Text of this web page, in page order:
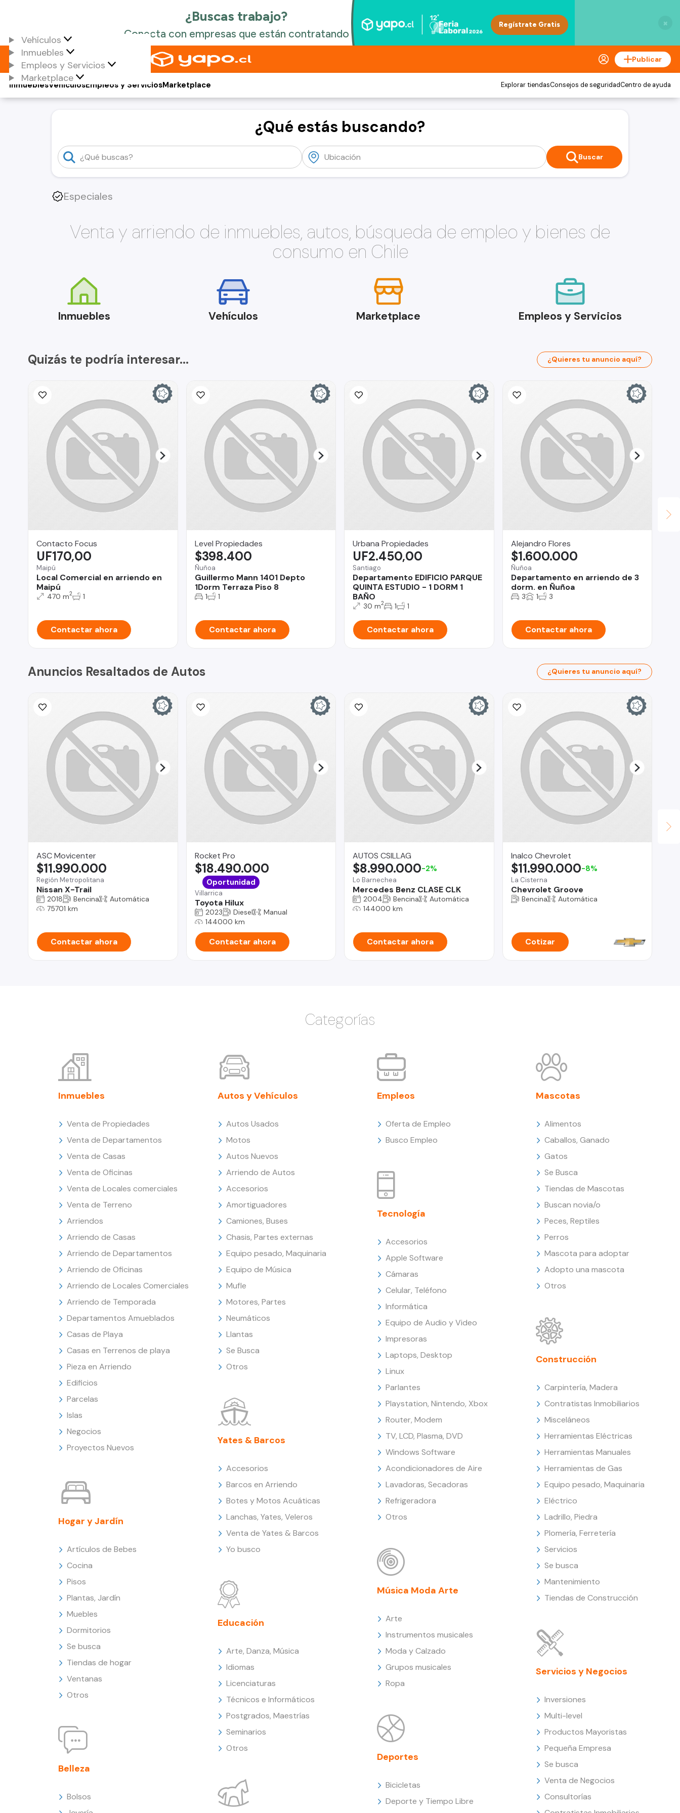
×
Vehículos
Inmuebles
Empleos y Servicios
Marketplace
Publicar
Vehículos
Inmuebles Empleos y ServiciosMarketplace Explorar tiendasConsejos de seguridadCentro de ayuda
¿Qué estás buscando?
Buscar
Especiales
Venta y arriendo de inmuebles, autos, búsqueda de empleo y bienes de
consumo en Chile
Inmuebles Vehículos Marketplace Empleos y Servicios
Quizás te podría interesar... ¿Quieres tu anuncio aquí?
Contacto Focus
Maipú
Local Comercial en arriendo en
Maipú
UF170,00
470 m2 1
Contactar ahora
Level Propiedades
Ñuñoa
Guillermo Mann 1401 Depto
1Dorm Terraza Piso 8
$398.400
1 1
Contactar ahora
Urbana Propiedades
Santiago
Departamento EDIFICIO PARQUE
QUINTA ESTUDIO - 1 DORM 1
BAÑO
UF2.450,00
30 m2 1 1
Contactar ahora
Alejandro Flores
Ñuñoa
Departamento en arriendo de 3
dorm. en Ñuñoa
$1.600.000
3 1 3
Contactar ahora
Anuncios Resaltados de Autos ¿Quieres tu anuncio aquí?
ASC Movicenter
Región Metropolitana
Nissan X-Trail
$11.990.000
2018 Bencina
Automática
75701 km
Contactar ahora
Rocket Pro
Villarrica
Toyota Hilux
$18.490.000
Oportunidad
2023 Diesel
Manual
144000 km
Contactar ahora
AUTOS CSILLAG
Lo Barnechea
Mercedes Benz CLASE CLK
$8.990.000-2%
2004 Bencina
Automática
144000 km
Contactar ahora
Inalco Chevrolet
La Cisterna
Chevrolet Groove
$11.990.000-8%
Bencina Automática
Cotizar
Categorías
Inmuebles
Venta de Propiedades
Venta de Departamentos
Venta de Casas
Venta de Oficinas
Venta de Locales comerciales
Venta de Terreno
Arriendos
Arriendo de Casas
Arriendo de Departamentos
Arriendo de Oficinas
Arriendo de Locales Comerciales
Arriendo de Temporada
Departamentos Amueblados
Casas de Playa
Casas en Terrenos de playa
Pieza en Arriendo
Edificios
Parcelas
Islas
Negocios
Proyectos Nuevos
Hogar y Jardín
Artículos de Bebes
Cocina
Pisos
Plantas, Jardín
Muebles
Dormitorios
Se busca
Tiendas de hogar
Ventanas
Otros
Belleza
Bolsos
Autos y Vehículos
Autos Usados
Motos
Autos Nuevos
Arriendo de Autos
Accesorios
Amortiguadores
Camiones, Buses
Chasis, Partes externas
Equipo pesado, Maquinaria
Equipo de Música
Mufle
Motores, Partes
Neumáticos
Llantas
Se Busca
Otros
Yates & Barcos
Accesorios
Barcos en Arriendo
Botes y Motos Acuáticas
Lanchas, Yates, Veleros
Venta de Yates & Barcos
Yo busco
Educación
Arte, Danza, Música
Idiomas
Licenciaturas
Técnicos e Informáticos
Postgrados, Maestrías
Seminarios
Otros
Empleos
Oferta de Empleo
Busco Empleo
Tecnología
Accesorios
Apple Software
Cámaras
Celular, Teléfono
Informática
Equipo de Audio y Video
Impresoras
Laptops, Desktop
Linux
Parlantes
Playstation, Nintendo, Xbox
Router, Modem
TV, LCD, Plasma, DVD
Windows Software
Acondicionadores de Aire
Lavadoras, Secadoras
Refrigeradora
Otros
Música Moda Arte
Arte
Instrumentos musicales
Moda y Calzado
Grupos musicales
Ropa
Deportes
Bicicletas
Deporte y Tiempo Libre
Mascotas
Alimentos
Caballos, Ganado
Gatos
Se Busca
Tiendas de Mascotas
Buscan novia/o
Peces, Reptiles
Perros
Mascota para adoptar
Adopto una mascota
Otros
Construcción
Carpintería, Madera
Contratistas Inmobiliarios
Misceláneos
Herramientas Eléctricas
Herramientas Manuales
Herramientas de Gas
Equipo pesado, Maquinaria
Eléctrico
Ladrillo, Piedra
Plomería, Ferretería
Servicios
Se busca
Mantenimiento
Tiendas de Construcción
Servicios y Negocios
Inversiones
Multi-level
Productos Mayoristas
Pequeña Empresa
Se busca
Venta de Negocios
Consultorías